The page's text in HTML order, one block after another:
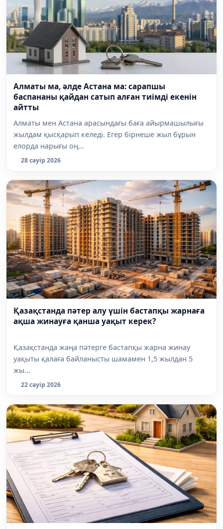
Алматы ма, әлде Астана ма: сарапшы
баспананы қайдан сатып алған тиімді екенін
айтты
Алматы мен Астана арасындағы баға айырмашылығы
жылдам қысқарып келеді. Егер бірнеше жыл бұрын
елорда нарығы оң...
28 сәуір 2026
Қазақстанда пәтер алу үшін бастапқы жарнаға
ақша жинауға қанша уақыт керек?
Қазақстанда жаңа пәтерге бастапқы жарна жинау
уақыты қалаға байланысты шамамен 1,5 жылдан 5
жы...
22 сәуір 2026